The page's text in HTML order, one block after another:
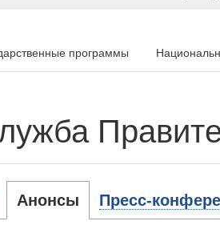
программы
Анонсы Пресс-